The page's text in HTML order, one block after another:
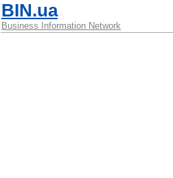
BIN.ua
Business Information Network